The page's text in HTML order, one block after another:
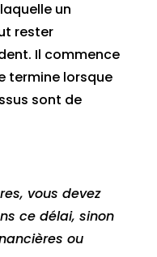
un
rester
Il commence
termine lorsque
sont de
vous devez
ce délai, sinon
ou